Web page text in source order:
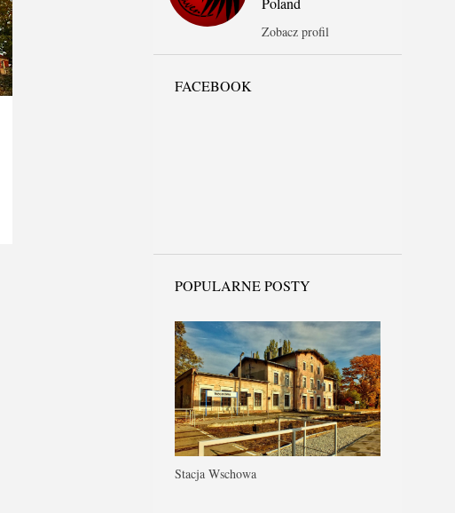
Zobacz profil
FACEBOOK
POPULARNE POSTY
Stacja Wschowa